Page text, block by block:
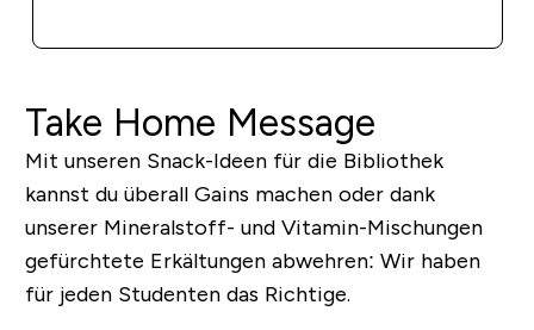
Take Home Message
Mit unseren Snack-Ideen für die Bibliothek
kannst du überall Gains machen oder dank
unserer Mineralstoff- und Vitamin-Mischungen
gefürchtete Erkältungen abwehren: Wir haben
für jeden Studenten das Richtige.